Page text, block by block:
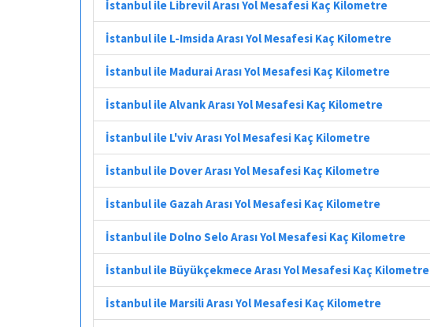
İstanbul ile Librevil Arası Yol Mesafesi Kaç Kilometre
İstanbul ile L-Imsida Arası Yol Mesafesi Kaç Kilometre
İstanbul ile Madurai Arası Yol Mesafesi Kaç Kilometre
İstanbul ile Alvank Arası Yol Mesafesi Kaç Kilometre
İstanbul ile L'viv Arası Yol Mesafesi Kaç Kilometre
İstanbul ile Dover Arası Yol Mesafesi Kaç Kilometre
İstanbul ile Gazah Arası Yol Mesafesi Kaç Kilometre
İstanbul ile Dolno Selo Arası Yol Mesafesi Kaç Kilometre
İstanbul ile Büyükçekmece Arası Yol Mesafesi Kaç Kilometre
İstanbul ile Marsili Arası Yol Mesafesi Kaç Kilometre